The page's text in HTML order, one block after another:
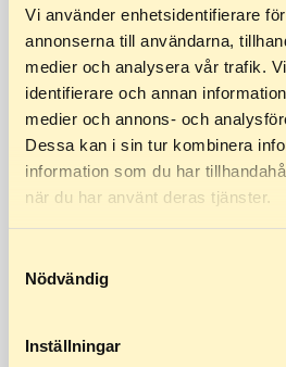
Vi använder enhetsidentifierare
annonserna till användarna,
medier och analysera vår trafik.
identifierare och annan
medier och annons- och
Dessa kan i sin tur kombinera
information som du har
när du har använt deras tjänster.
Nödvändig
Inställningar